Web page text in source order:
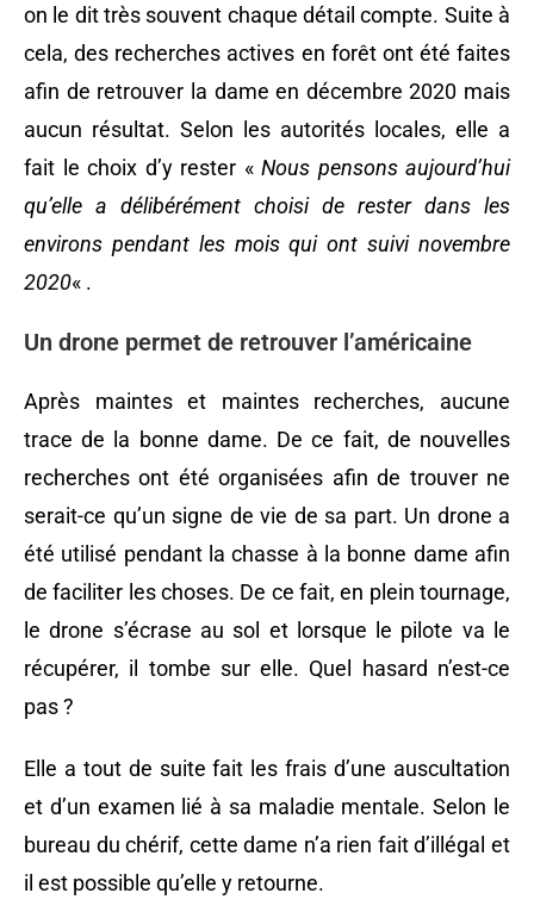
on le dit très souvent chaque détail compte. Suite à
cela, des recherches actives en forêt ont été faites
afin de retrouver la dame en décembre 2020 mais
aucun résultat. Selon les autorités locales, elle a
fait le choix d’y rester « Nous pensons aujourd’hui
qu’elle a délibérément choisi de rester dans les
environs pendant les mois qui ont suivi novembre
2020« .
Un drone permet de retrouver l’américaine
Après maintes et maintes recherches, aucune
trace de la bonne dame. De ce fait, de nouvelles
recherches ont été organisées afin de trouver ne
serait-ce qu’un signe de vie de sa part. Un drone a
été utilisé pendant la chasse à la bonne dame afin
de faciliter les choses. De ce fait, en plein tournage,
le drone s’écrase au sol et lorsque le pilote va le
récupérer, il tombe sur elle. Quel hasard n’est-ce
pas ?
Elle a tout de suite fait les frais d’une auscultation
et d’un examen lié à sa maladie mentale. Selon le
bureau du chérif, cette dame n’a rien fait d’illégal et
il est possible qu’elle y retourne.